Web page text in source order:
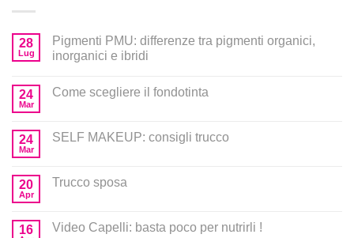
28
Lug
Pigmenti PMU: differenze tra pigmenti organici,
inorganici e ibridi
24
Mar
Come scegliere il fondotinta
24
Mar
SELF MAKEUP: consigli trucco
20
Apr
Trucco sposa
16 Video Capelli: basta poco per nutrirli !